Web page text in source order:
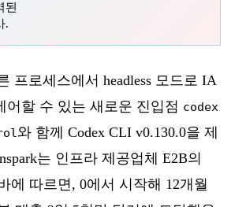
된
.
프로세스에서 headless 모드로 IA
어할 수 있는 새로운 진입점 codex
와 함께 Codex CLI v0.130.0을 제
는 인프라 제공업체 E2B의
에 따르면, 0에서 시작해 12개월